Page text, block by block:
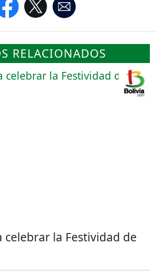
RELACIONADOS
celebrar la Festividad de